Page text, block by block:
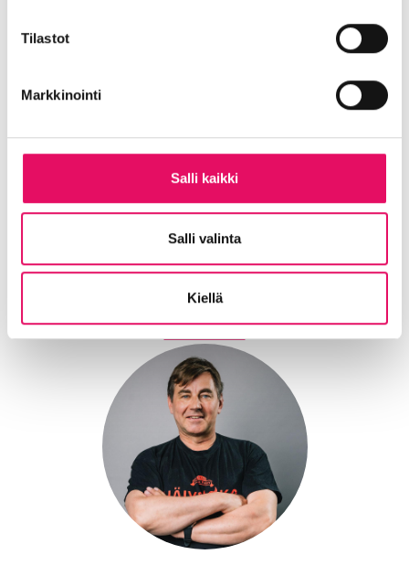
Tilastot
Markkinointi
Salli kaikki
Salli valinta
Kiellä
ELINA HARJU
Yrittäjä
HR Roihu